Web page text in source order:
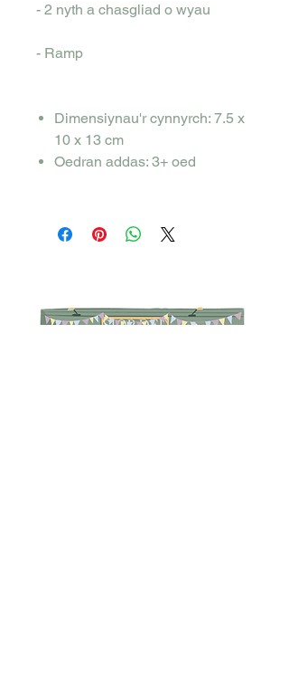
- 2 nyth a chasgliad o wyau
- Ramp
Dimensiynau'r cynnyrch: 7.5 x
10 x 13 cm
Oedran addas: 3+ oed